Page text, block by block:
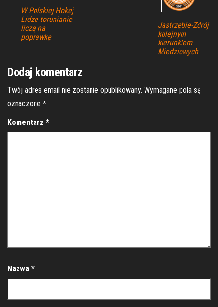
W Polskiej Hokej
Lidze torunianie
liczą na
poprawkę
Jastrzębie-Zdrój
kolejnym
kierunkiem
Miedziowych
Dodaj komentarz
Twój adres email nie zostanie opublikowany. Wymagane pola są
oznaczone *
Komentarz *
Nazwa *